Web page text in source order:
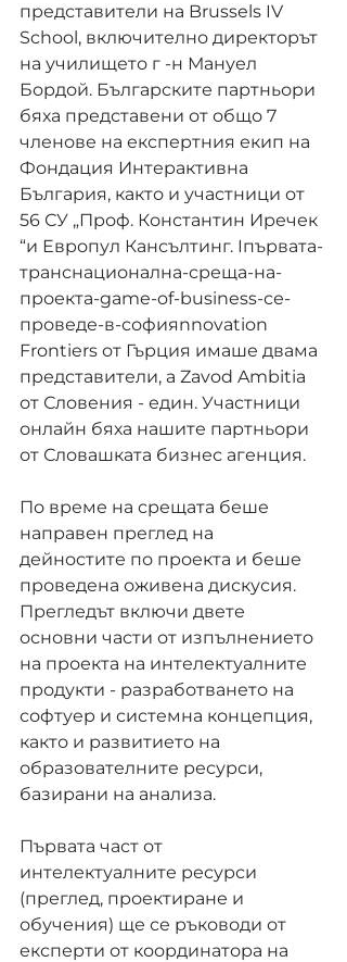
представители на Brussels IV
School, включително директорът
на училището г -н Мануел
Бордой. Българските партньори
бяха представени от общо 7
членове на експертния екип на
Фондация Интерактивна
България, както и участници от
56 СУ „Проф. Константин Иречек
“и Европул Кансълтинг. Iпървата-
транснационална-среща-на-
проекта-game-of-business-се-
проведе-в-софияnnovation
Frontiers от Гърция имаше двама
представители, а Zavod Ambitia
от Словения - един. Участници
онлайн бяха нашите партньори
от Словашката бизнес агенция.
По време на срещата беше
направен преглед на
дейностите по проекта и беше
проведена оживена дискусия.
Прегледът включи двете
основни части от изпълнението
на проекта на интелектуалните
продукти - разработването на
софтуер и системна концепция,
както и развитието на
образователните ресурси,
базирани на анализа.
Първата част от
интелектуалните ресурси
(преглед, проектиране и
обучения) ще се ръководи от
експерти от координатора на